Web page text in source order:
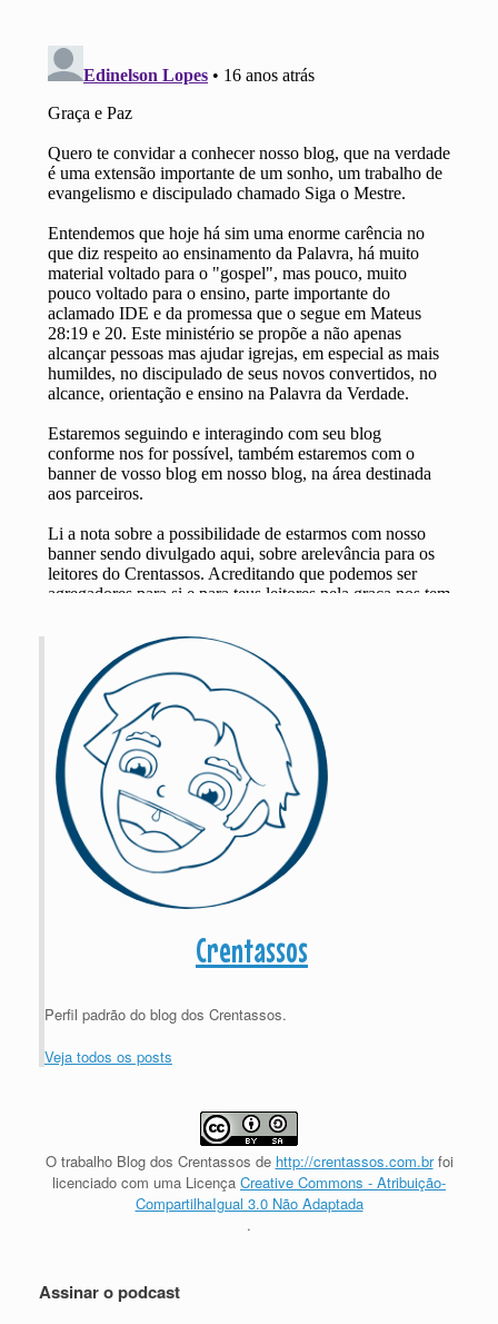
Crentassos
Perfil padrão do blog dos Crentassos.
Veja todos os posts
O trabalho Blog dos Crentassos de http://crentassos.com.brfoi
licenciado com uma Licença Creative Commons - Atribuição-
CompartilhaIgual 3.0 Não Adaptada
.
Assinar o podcast